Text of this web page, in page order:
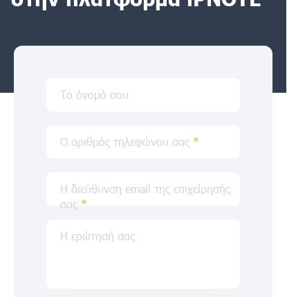
Το όνομά σου
Ο αριθμός τηλεφώνου σας *
Η διεύθυνση email της επιχείρησής
σας *
Η ερώτησή σας